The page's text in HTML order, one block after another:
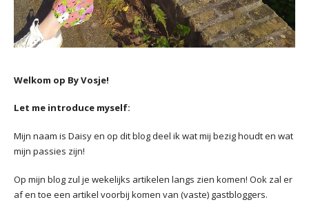
Welkom op By Vosje!
Let me introduce myself:
Mijn naam is Daisy en op dit blog deel ik wat mij bezig houdt en wat
mijn passies zijn!
Op mijn blog zul je wekelijks artikelen langs zien komen! Ook zal er
af en toe een artikel voorbij komen van (vaste) gastbloggers.